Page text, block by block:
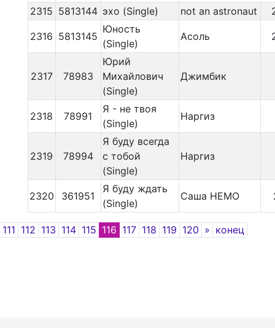
2315 5813144 эхо (Single) not an astronaut
2316 5813145
Юность
(Single)
Асоль
2317 78983
Юрий
Михайлович
(Single)
Джимбик
2318 78991
Я - не твоя
(Single)
Наргиз
2319 78994
Я буду всегда
с тобой
(Single)
Наргиз
2320 361951
Я буду ждать
(Single)
Саша НЕМО
111 112 113 114 115 116 117 118 119 120 » Next
конец